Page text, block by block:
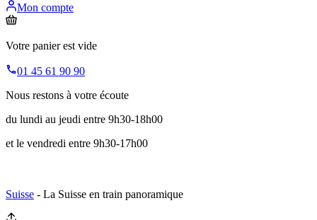
Mon compte
Votre panier est vide
01 45 61 90 90
Nous restons à votre écoute
du lundi au jeudi entre 9h30-18h00
et le vendredi entre 9h30-17h00
Suisse - La Suisse en train panoramique